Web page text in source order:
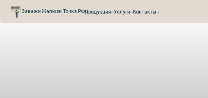
Verification: 0cefb66fb3527941
Закажи Жалюзи Точка РФПродукция Услуги Контакты